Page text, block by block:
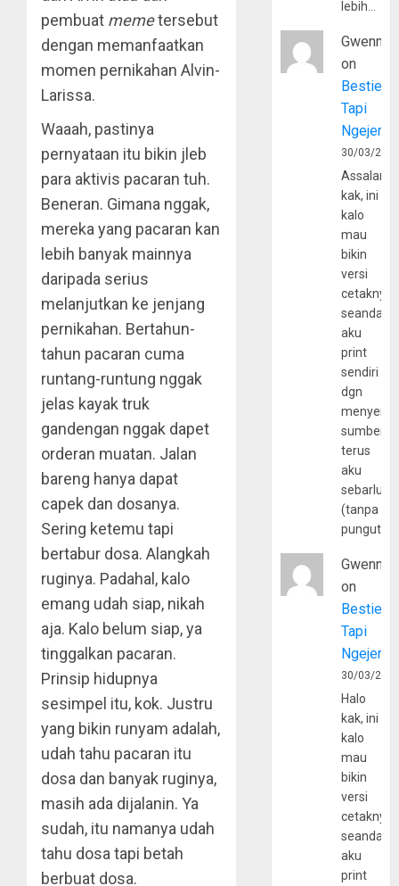
pembuat memetersebut
dengan memanfaatkan
momen pernikahan Alvin-
Larissa.
Waaah, pastinya
pernyataan itu bikin jleb
para aktivis pacaran tuh.
Beneran. Gimana nggak,
mereka yang pacaran kan
lebih banyak mainnya
daripada serius
melanjutkan ke jenjang
pernikahan. Bertahun-
tahun pacaran cuma
runtang-runtung nggak
jelas kayak truk
gandengan nggak dapet
orderan muatan. Jalan
bareng hanya dapat
capek dan dosanya.
Sering ketemu tapi
bertabur dosa. Alangkah
ruginya. Padahal, kalo
emang udah siap, nikah
aja. Kalo belum siap, ya
tinggalkan pacaran.
Prinsip hidupnya
sesimpel itu, kok. Justru
yang bikin runyam adalah,
udah tahu pacaran itu
dosa dan banyak ruginya,
masih ada dijalanin. Ya
sudah, itu namanya udah
tahu dosa tapi betah
berbuat dosa.
lebih…
Gwenny
on
Bestie
Tapi
30/03/
kak, ini
kalo
mau
bikin
versi
cetaknya
aku
print
sendiri
dgn
sumber
terus
aku
(tanpa
Gwenny
on
Bestie
Tapi
30/03/
Halo
kak, ini
kalo
mau
bikin
versi
cetaknya
aku
print